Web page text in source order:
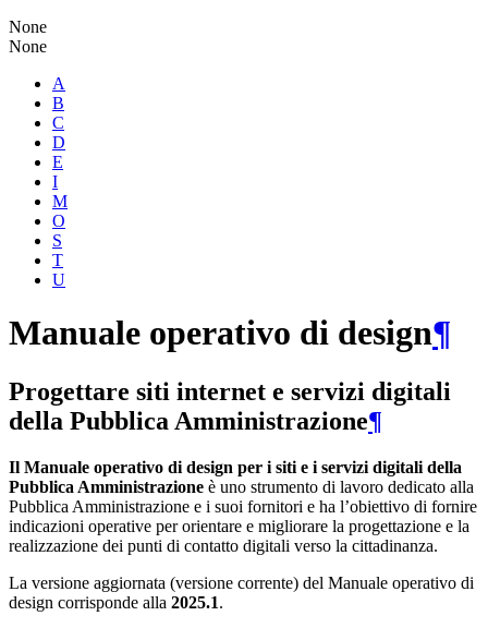
None
None
A
B
C
D
E
I
M
O
S
T
U
Manuale operativo di design¶
Progettare siti internet e servizi digitali
della Pubblica Amministrazione¶
Il Manuale operativo di design per i siti e i servizi digitali della
Pubblica Amministrazione è uno strumento di lavoro dedicato alla
Pubblica Amministrazione e i suoi fornitori e ha l’obiettivo di fornire
indicazioni operative per orientare e migliorare la progettazione e la
realizzazione dei punti di contatto digitali verso la cittadinanza.
La versione aggiornata (versione corrente) del Manuale operativo di
design corrisponde alla 2025.1.